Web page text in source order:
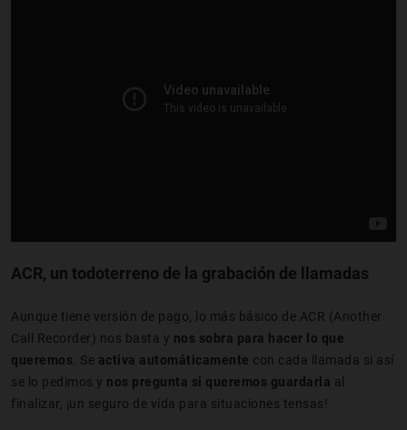
ACR, un todoterreno de la grabación de llamadas
Aunque tiene versión de pago, lo más básico de ACR (Another
Call Recorder) nos basta y nos sobra para hacer lo que
queremos . Se activa automáticamente con cada llamada si así
se lo pedimos y nos pregunta si queremos guardarla al
finalizar, ¡un seguro de vida para situaciones tensas!